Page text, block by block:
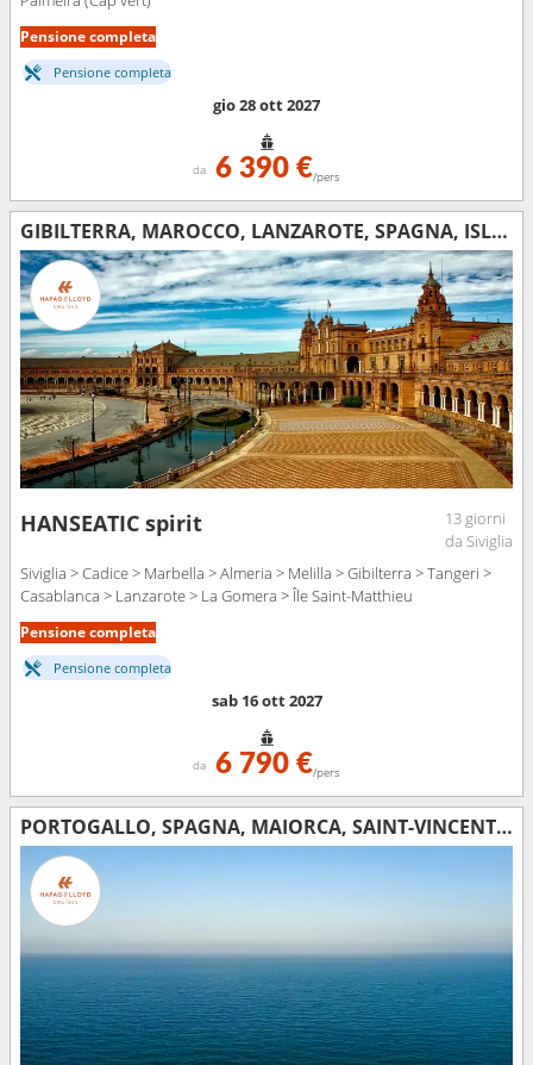
Pensione completa
Pensione completa
gio 28 ott 2027
da 6 390 €/pers
GIBILTERRA, MAROCCO, LANZAROTE, SPAGNA, ISLANDA
HANSEATIC spirit
13 giorni
da Siviglia
Siviglia > Cadice > Marbella > Almeria > Melilla > Gibilterra > Tangeri >
Casablanca > Lanzarote > La Gomera > Île Saint-Matthieu
Pensione completa
Pensione completa
sab 16 ott 2027
da 6 790 €/pers
PORTOGALLO, SPAGNA, MAIORCA, SAINT-VINCENT E LE GRENADINE, CAPO VERDE